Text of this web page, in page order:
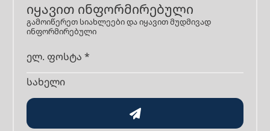
იყავით ინფორმირებული
გამოიწერეთ სიახლეები და იყავით მუდმივად
ინფორმირებული